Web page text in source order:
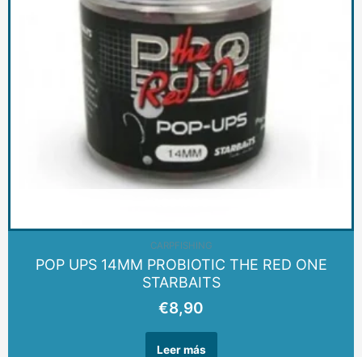
CARPFISHING
POP UPS 14MM PROBIOTIC THE RED ONE
STARBAITS
€8,90
Leer más